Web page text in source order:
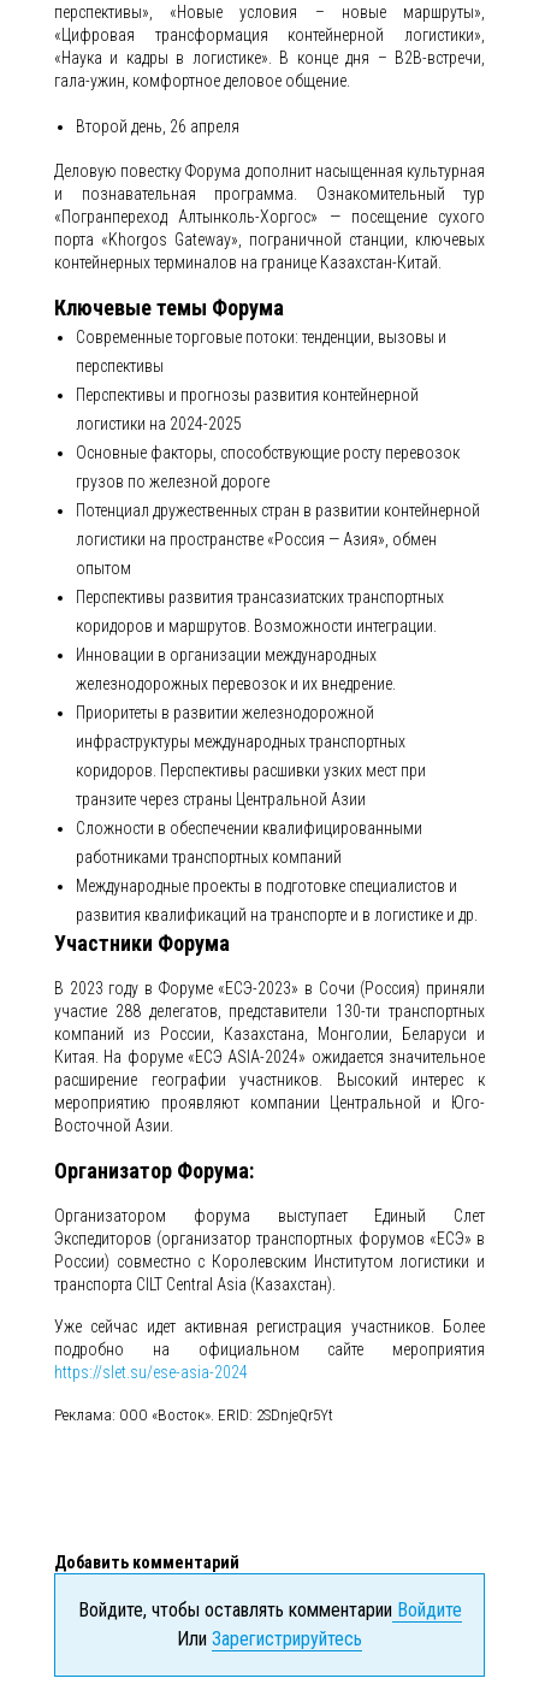
перспективы», «Новые условия – новые маршруты»,
«Цифровая трансформация контейнерной логистики»,
«Наука и кадры в логистике». В конце дня – В2В-встречи,
гала-ужин, комфортное деловое общение.
Второй день, 26 апреля
Деловую повестку Форума дополнит насыщенная культурная
и познавательная программа. Ознакомительный тур
«Погранпереход Алтынколь-Хоргос» — посещение сухого
порта «Khorgos Gateway», пограничной станции, ключевых
контейнерных терминалов на границе Казахстан-Китай.
Ключевые темы Форума
Современные торговые потоки: тенденции, вызовы и
перспективы
Перспективы и прогнозы развития контейнерной
логистики на 2024-2025
Основные факторы, способствующие росту перевозок
грузов по железной дороге
Потенциал дружественных стран в развитии контейнерной
логистики на пространстве «Россия — Азия», обмен
опытом
Перспективы развития трансазиатских транспортных
коридоров и маршрутов. Возможности интеграции.
Инновации в организации международных
железнодорожных перевозок и их внедрение.
Приоритеты в развитии железнодорожной
инфраструктуры международных транспортных
коридоров. Перспективы расшивки узких мест при
транзите через страны Центральной Азии
Сложности в обеспечении квалифицированными
работниками транспортных компаний
Международные проекты в подготовке специалистов и
развития квалификаций на транспорте и в логистике и др.
Участники Форума
В 2023 году в Форуме «ЕСЭ-2023» в Сочи (Россия) приняли
участие 288 делегатов, представители 130-ти транспортных
компаний из России, Казахстана, Монголии, Беларуси и
Китая. На форуме «ЕСЭ ASIA-2024» ожидается значительное
расширение географии участников. Высокий интерес к
мероприятию проявляют компании Центральной и Юго-
Восточной Азии.
Организатор Форума:
Организатором форума выступает Единый Слет
Экспедиторов (организатор транспортных форумов «ЕСЭ» в
России) совместно с Королевским Институтом логистики и
транспорта CILT Central Asia (Казахстан).
Уже сейчас идет активная регистрация участников. Более
подробно на официальном сайте мероприятия
https://slet.su/ese-asia-2024
Реклама: ООО «Восток». ERID: 2SDnjeQr5Yt
Добавить комментарий
Войдите, чтобы оставлять комментарииВойдите
Или Зарегистрируйтесь